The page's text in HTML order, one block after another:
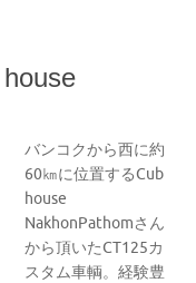
バンコクから西に約
60㎞に位置するCub
house
NakhonPathomさん
から頂いたCT125カ
スタム車輌。経験豊